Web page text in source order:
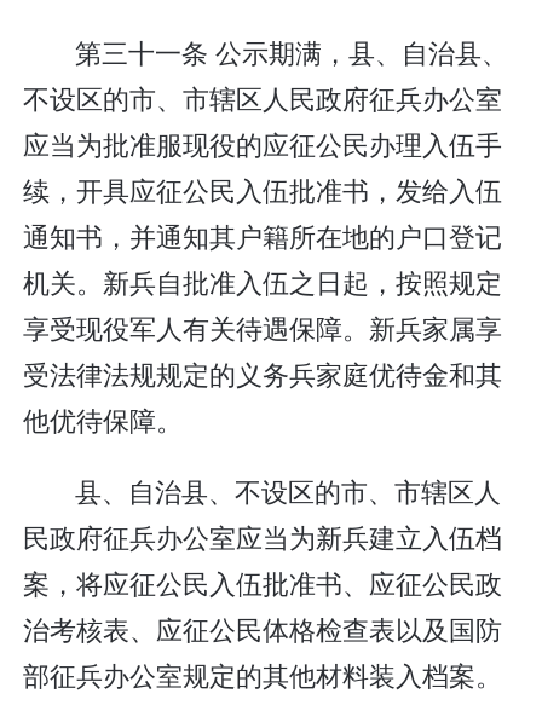
第三十一条 公示期满，县、自治县、
不设区的市、市辖区人民政府征兵办公室
应当为批准服现役的应征公民办理入伍手
续，开具应征公民入伍批准书，发给入伍
通知书，并通知其户籍所在地的户口登记
机关。新兵自批准入伍之日起，按照规定
享受现役军人有关待遇保障。新兵家属享
受法律法规规定的义务兵家庭优待金和其
他优待保障。
县、自治县、不设区的市、市辖区人
民政府征兵办公室应当为新兵建立入伍档
案，将应征公民入伍批准书、应征公民政
治考核表、应征公民体格检查表以及国防
部征兵办公室规定的其他材料装入档案。